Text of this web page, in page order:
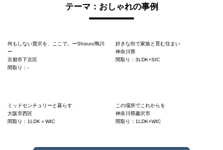
テーマ：おしゃれの事例
何もしない贅沢を、ここで。ーShizuru鴨川
ー
京都市下京区
間取り：-
好きな街で家族と育む住まい
神奈川県
間取り：3LDK+SIC
ミッドセンチュリーと暮らす
大阪市西区
間取り：1LDK＋WIC
この場所でこれからを
神奈川県藤沢市
間取り：1LDK+WIC